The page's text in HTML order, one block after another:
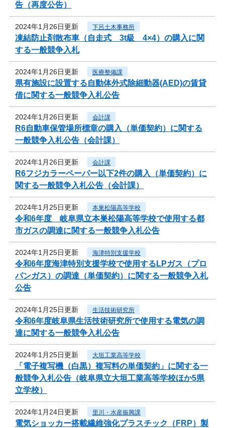
告（再度公告）
2024年1月26日更新 下呂土木事務所
凍結防止剤散布車（自走式 3t級 4×4）の購入に関
する一般競争入札
2024年1月26日更新 医療整備課
県有施設に設置する自動体外式除細動器(AED)の賃貸
借に関する一般競争入札公告
2024年1月26日更新 会計課
R6自動車保管場所標章の購入（単価契約）に関する
一般競争入札公告（会計課）
2024年1月26日更新 会計課
R6フジカラーペーパー以下2件の購入（単価契約）に
関する一般競争入札公告（会計課）
2024年1月25日更新 本巣松陽高等学校
令和6年度 岐阜県立本巣松陽高等学校で使用する都
市ガスの調達に関する一般競争入札公告
2024年1月25日更新 海津特別支援学校
令和6年度海津特別支援学校で使用するLPガス（プロ
パンガス）の調達（単価契約）に関する一般競争入札
公告
2024年1月25日更新 生活技術研究所
令和6年度岐阜県生活技術研究所で使用する電気の調
達に関する一般競争入札公告
2024年1月25日更新 大垣工業高等学校
「電子複写機（白黒）複写料の単価契約」に関する一
般競争入札公告（岐阜県立大垣工業高等学校ほか5県
立学校）
2024年1月24日更新 里川・水産振興課
電気ショッカー搭載繊維強化プラスチック（FRP）製